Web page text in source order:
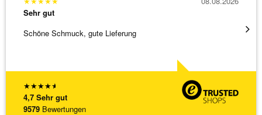
★★★★★
4,7 Sehr gut
9579 Bewertungen
Sehr gut
Schöne Schmuck, gute Lieferung